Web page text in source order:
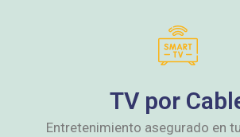
TV por
Entretenimiento asegurado en